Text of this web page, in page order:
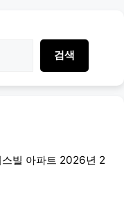
검색
빌 아파트 2026년 2